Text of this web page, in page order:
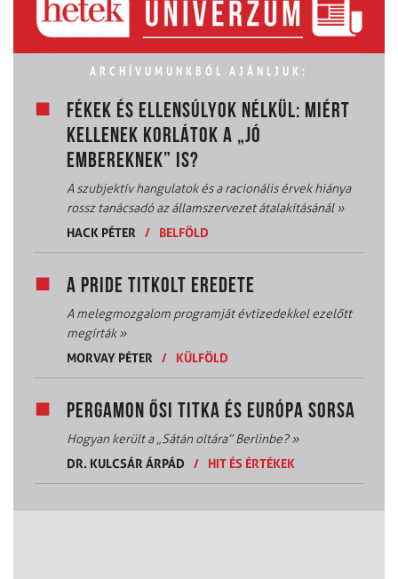
ARCHÍVUMUNKBÓL AJÁNLJUK:
FÉKEK ÉS ELLENSÚLYOK NÉLKÜL: MIÉRT
KELLENEK KORLÁTOK A „JÓ
EMBEREKNEK” IS?
A szubjektív hangulatok és a racionális érvek hiánya
rossz tanácsadó az államszervezet átalakításánál»
HACK PÉTER
/ BELFÖLD
A PRIDE TITKOLT EREDETE
A melegmozgalom programját évtizedekkel ezelőtt
megírták»
MORVAY PÉTER
/ KÜLFÖLD
PERGAMON ŐSI TITKA ÉS EURÓPA SORSA
Hogyan került a „Sátán oltára” Berlinbe?»
DR. KULCSÁR ÁRPÁD
/ HIT ÉS ÉRTÉKEK